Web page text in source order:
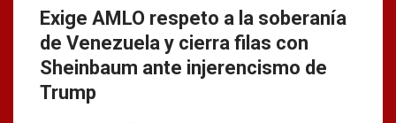
Exige AMLO respeto a la soberanía
de Venezuela y cierra filas con
Sheinbaum ante injerencismo de
Trump